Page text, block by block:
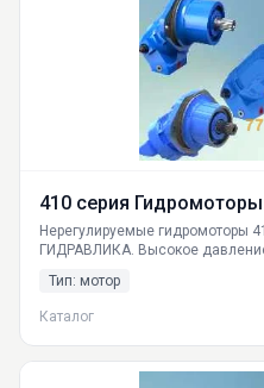
410 серия
Нерегулируемые гидромоторы
ГИДРАВЛИКА. Высокое
Тип: мотор
Каталог